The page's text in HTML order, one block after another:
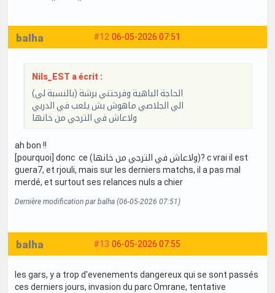
#12 06-05-2026 07:51
balha
Nils_EST a écrit :
الحاجة الباهية وفرحتني برشة (بالنسبة لي)
الي الجلاصي ماهوش بش يلعب في الدربي
ولاعاش في الترجي من خانها
ah bon !!
[pourquoi] donc ce (ولاعاش في الترجي من خانها)? c vrai il est
guera7, et rjouli, mais sur les derniers matchs, il a pas mal
merdé, et surtout ses relances nuls a chier
Dernière modification par balha (06-05-2026 07:51)
#13 06-05-2026 07:55
balha
les gars, y a trop d'evenements dangereux qui se sont passés
ces derniers jours, invasion du parc Omrane, tentative